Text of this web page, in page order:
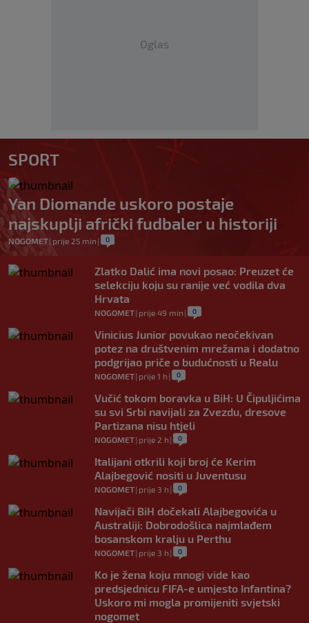
Oglas
SPORT
Yan Diomande uskoro postaje
najskuplji afrički fudbaler u historiji
NOGOMET| prije 25 min | 0
Zlatko Dalić ima novi posao: Preuzet će
selekciju koju su ranije već vodila dva
Hrvata
NOGOMET| prije 49 min | 0
Vinicius Junior povukao neočekivan
potez na društvenim mrežama i dodatno
podgrijao priče o budućnosti u Realu
NOGOMET| prije 1 h | 0
Vučić tokom boravka u BiH: U Čipuljićima
su svi Srbi navijali za Zvezdu, dresove
Partizana nisu htjeli
NOGOMET| prije 2 h | 0
Italijani otkrili koji broj će Kerim
Alajbegović nositi u Juventusu
NOGOMET| prije 3 h | 0
Navijači BiH dočekali Alajbegovića u
Australiji: Dobrodošlica najmlađem
bosanskom kralju u Perthu
NOGOMET| prije 3 h | 0
Ko je žena koju mnogi vide kao
predsjednicu FIFA-e umjesto Infantina?
Uskoro mi mogla promijeniti svjetski
nogomet